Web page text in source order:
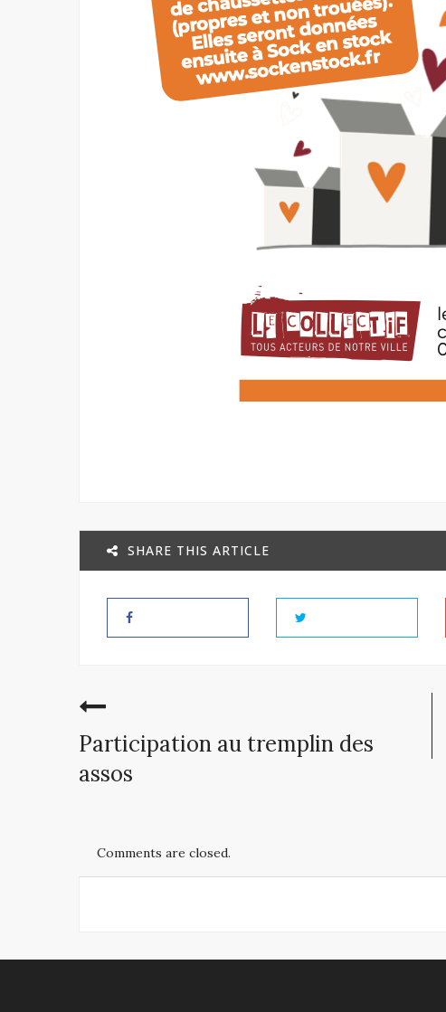
SHARE THIS ARTICLE
Participation au tremplin des
assos
Comments are closed.